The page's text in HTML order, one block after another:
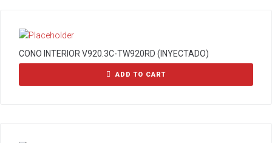
CONO INTERIOR V920.3C-TW920RD (INYECTADO)
ADD TO CART